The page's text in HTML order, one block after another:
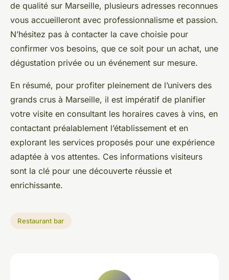
de qualité sur Marseille, plusieurs adresses reconnues
vous accueilleront avec professionnalisme et passion.
N’hésitez pas à contacter la cave choisie pour
confirmer vos besoins, que ce soit pour un achat, une
dégustation privée ou un événement sur mesure.
En résumé, pour profiter pleinement de l’univers des
grands crus à Marseille, il est impératif de planifier
votre visite en consultant les horaires caves à vins, en
contactant préalablement l’établissement et en
explorant les services proposés pour une expérience
adaptée à vos attentes. Ces informations visiteurs
sont la clé pour une découverte réussie et
enrichissante.
Restaurant bar